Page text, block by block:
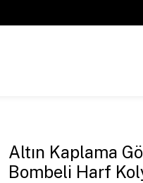
Altın Kaplama
Bombeli Harf